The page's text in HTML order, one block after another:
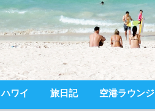
ハワイ 旅日記 空港ラウンジ